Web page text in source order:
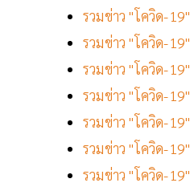
รวมข่าว "โควิด-
รวมข่าว "โควิด-
รวมข่าว "โควิด-
รวมข่าว "โควิด-
รวมข่าว "โควิด-
รวมข่าว "โควิด-
รวมข่าว "โควิด-